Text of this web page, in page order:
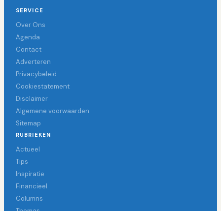
SERVICE
Over Ons
Agenda
Contact
Adverteren
Privacybeleid
Cookiestatement
Disclaimer
Algemene voorwaarden
Sitemap
RUBRIEKEN
Actueel
Tips
Inspiratie
Financieel
Columns